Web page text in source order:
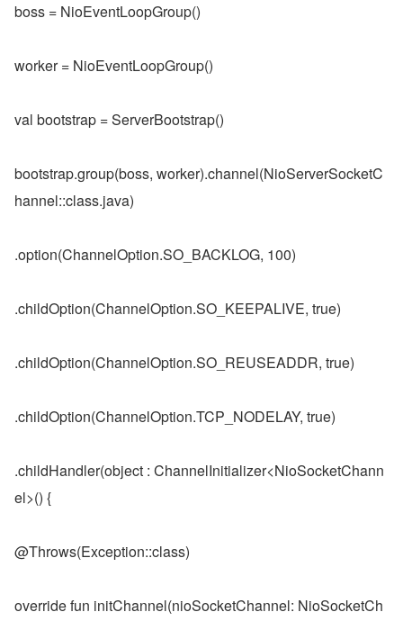
boss = NioEventLoopGroup()
worker = NioEventLoopGroup()
val bootstrap = ServerBootstrap()
bootstrap.group(boss, worker).channel(NioServerSocketC
hannel::class.java)
.option(ChannelOption.SO_BACKLOG, 100)
.childOption(ChannelOption.SO_KEEPALIVE, true)
.childOption(ChannelOption.SO_REUSEADDR, true)
.childOption(ChannelOption.TCP_NODELAY, true)
.childHandler(object : ChannelInitializer<NioSocketChann
el>() {
@Throws(Exception::class)
override fun initChannel(nioSocketChannel: NioSocketCh